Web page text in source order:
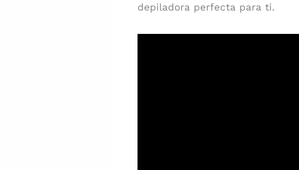
depiladora perfecta para ti.